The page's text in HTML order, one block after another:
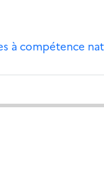
à compétence